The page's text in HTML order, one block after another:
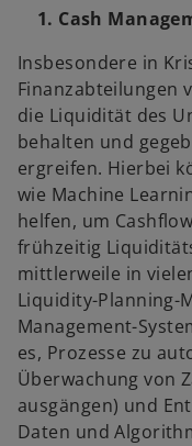
1. Cash
Insbesondere in
Finanzabteilungen
die Liquidität des
behalten und
ergreifen. Hierbei
wie Machine
helfen, um
frühzeitig
mittlerweile in
Liquidity-Planning-
Management-
es, Prozesse zu
Überwachung von
ausgängen) und
Daten und